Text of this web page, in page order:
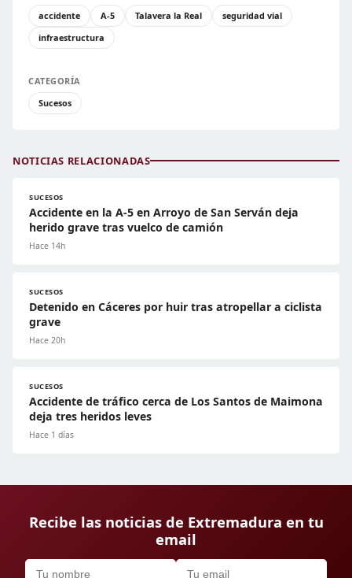
accidente
A-5 Talavera la Real
seguridad vial
infraestructura
CATEGORÍA
Sucesos
NOTICIAS RELACIONADAS
SUCESOS
Accidente en la A-5 en Arroyo de San Serván deja
herido grave tras vuelco de camión
Hace 14h
SUCESOS
Detenido en Cáceres por huir tras atropellar a ciclista
grave
Hace 20h
SUCESOS
Accidente de tráfico cerca de Los Santos de Maimona
deja tres heridos leves
Hace 1 días
Recibe las noticias de Extremadura en tu
email